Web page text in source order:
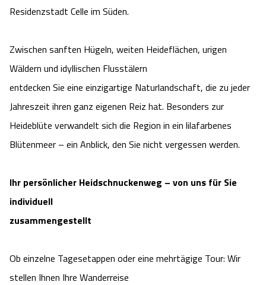
Wandern ohne Gepäck
Landschaftsführungen
Karte und GPS-Daten
Touristinformationen
Blog
Residenzstadt Celle im Süden.
Zwischen sanften Hügeln, weiten Heideflächen, urigen
Wäldern und idyllischen Flusstälern
entdecken Sie eine einzigartige Naturlandschaft, die zu jeder
Jahreszeit ihren ganz eigenen Reiz hat. Besonders zur
Heideblüte verwandelt sich die Region in ein lilafarbenes
Blütenmeer – ein Anblick, den Sie nicht vergessen werden.
Ihr persönlicher Heidschnuckenweg – von uns für Sie
individuell
zusammengestellt
Ob einzelne Tagesetappen oder eine mehrtägige Tour: Wir
stellen Ihnen Ihre Wanderreise